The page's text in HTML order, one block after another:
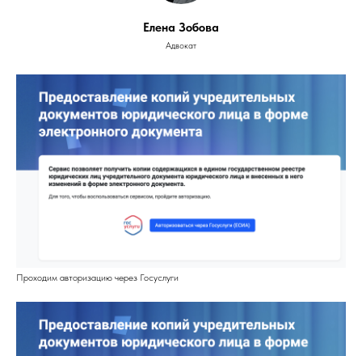
Елена Зобова
Адвокат
Проходим авторизацию через Госуслуги